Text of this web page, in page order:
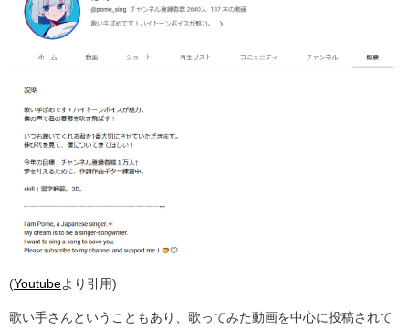
(Youtubeより引用)
歌い手さんということもあり、歌ってみた動画を中心に投稿されて